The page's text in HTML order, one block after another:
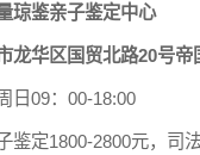
琼鉴亲子鉴定中心
龙华区国贸北路20号帝
日09：00-18:00
鉴定1800-2800元，司